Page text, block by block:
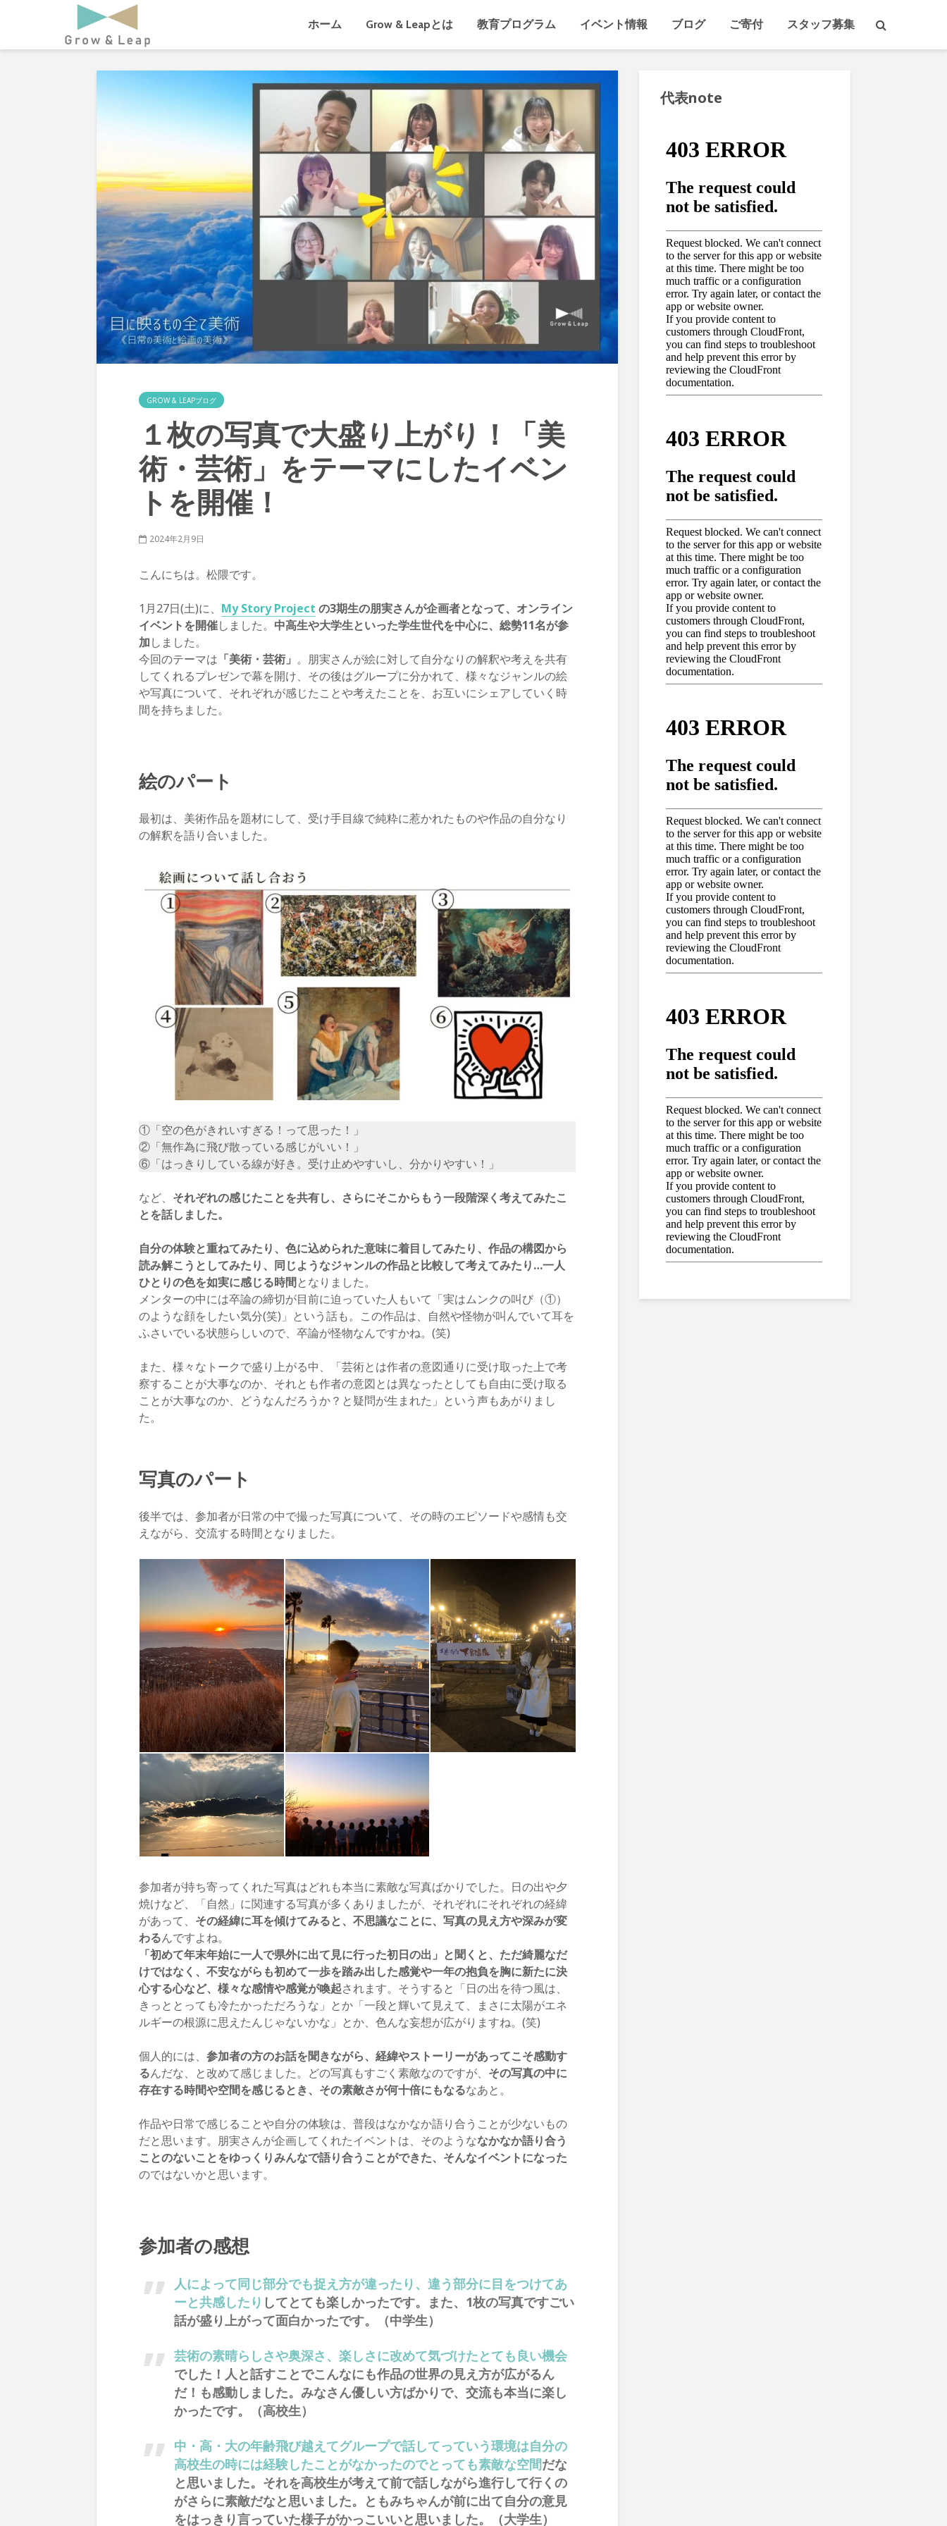
ホーム Grow & Leapとは 教育プログラム イベント情報 ブログ ご寄付 スタッフ募集
GROW & LEAPブログ
１枚の写真で大盛り上がり！「美
術・芸術」をテーマにしたイベン
トを開催！
2024年2月9日
こんにちは。松隈です。
1月27日(土)に、 My Story Project の3期生の朋実さんが企画者となって、オンライン
イベントを開催しました。 中高生や大学生といった学生世代を中心に、総勢11名が参
加しました。
今回のテーマは 「美術・芸術」 。朋実さんが絵に対して自分なりの解釈や考えを共有
してくれるプレゼンで幕を開け、その後はグループに分かれて、様々なジャンルの絵
や写真について、それぞれが感じたことや考えたことを、お互いにシェアしていく時
間を持ちました。
絵のパート
最初は、美術作品を題材にして、受け手目線で純粋に惹かれたものや作品の自分なり
の解釈を語り合いました。
①「空の色がきれいすぎる！って思った！」
②「無作為に飛び散っている感じがいい！」
⑥「はっきりしている線が好き。受け止めやすいし、分かりやすい！」
など、 それぞれの感じたことを共有し、さらにそこからもう一段階深く考えてみたこ
とを話しました。
自分の体験と重ねてみたり、色に込められた意味に着目してみたり、作品の構図から
読み解こうとしてみたり、同じようなジャンルの作品と比較して考えてみたり…一人
ひとりの色を如実に感じる時間となりました。
メンターの中には卒論の締切が目前に迫っていた人もいて「実はムンクの叫び（①）
のような顔をしたい気分(笑)」という話も。この作品は、自然や怪物が叫んでいて耳を
ふさいでいる状態らしいので、卒論が怪物なんですかね。(笑)
また、様々なトークで盛り上がる中、「芸術とは作者の意図通りに受け取った上で考
察することが大事なのか、それとも作者の意図とは異なったとしても自由に受け取る
ことが大事なのか、どうなんだろうか？と疑問が生まれた」という声もあがりまし
た。
写真のパート
後半では、参加者が日常の中で撮った写真について、その時のエピソードや感情も交
えながら、交流する時間となりました。
参加者が持ち寄ってくれた写真はどれも本当に素敵な写真ばかりでした。日の出や夕
焼けなど、「自然」に関連する写真が多くありましたが、それぞれにそれぞれの経緯
があって、 その経緯に耳を傾けてみると、不思議なことに、写真の見え方や深みが変
わるんですよね。
「初めて年末年始に一人で県外に出て見に行った初日の出」と聞くと、ただ綺麗なだ
けではなく、不安ながらも初めて一歩を踏み出した感覚や一年の抱負を胸に新たに決
心する心など、様々な感情や感覚が喚起されます。そうすると「日の出を待つ風は、
きっととっても冷たかっただろうな」とか「一段と輝いて見えて、まさに太陽がエネ
ルギーの根源に思えたんじゃないかな」とか、色んな妄想が広がりますね。(笑)
個人的には、 参加者の方のお話を聞きながら、経緯やストーリーがあってこそ感動す
るんだな、と改めて感じました。どの写真もすごく素敵なのですが、 その写真の中に
存在する時間や空間を感じるとき、その素敵さが何十倍にもなるなあと。
作品や日常で感じることや自分の体験は、普段はなかなか語り合うことが少ないもの
だと思います。朋実さんが企画してくれたイベントは、そのようななかなか語り合う
ことのないことをゆっくりみんなで語り合うことができた、そんなイベントになった
のではないかと思います。
参加者の感想
人によって同じ部分でも捉え方が違ったり、違う部分に目をつけてあ
ーと共感したり してとても楽しかったです。また、1枚の写真ですごい
話が盛り上がって面白かったです。（中学生）
芸術の素晴らしさや奥深さ、楽しさに改めて気づけたとても良い機会
でした！人と話すことでこんなにも作品の世界の見え方が広がるん
だ！も感動しました。みなさん優しい方ばかりで、交流も本当に楽し
かったです。（高校生）
中・高・大の年齢飛び越えてグループで話してっていう環境は自分の
高校生の時には経験したことがなかったのでとっても素敵な空間だな
と思いました。それを高校生が考えて前で話しながら進行して行くの
がさらに素敵だなと思いました。ともみちゃんが前に出て自分の意見
をはっきり言っていた様子がかっこいいと思いました。（大学生）
代表note